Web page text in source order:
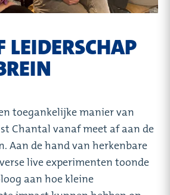
LEIDERSCHAP
toegankelijke manier van
Chantal vanaf meet af aan de
Aan de hand van herkenbare
live experimenten toonde
aan hoe kleine